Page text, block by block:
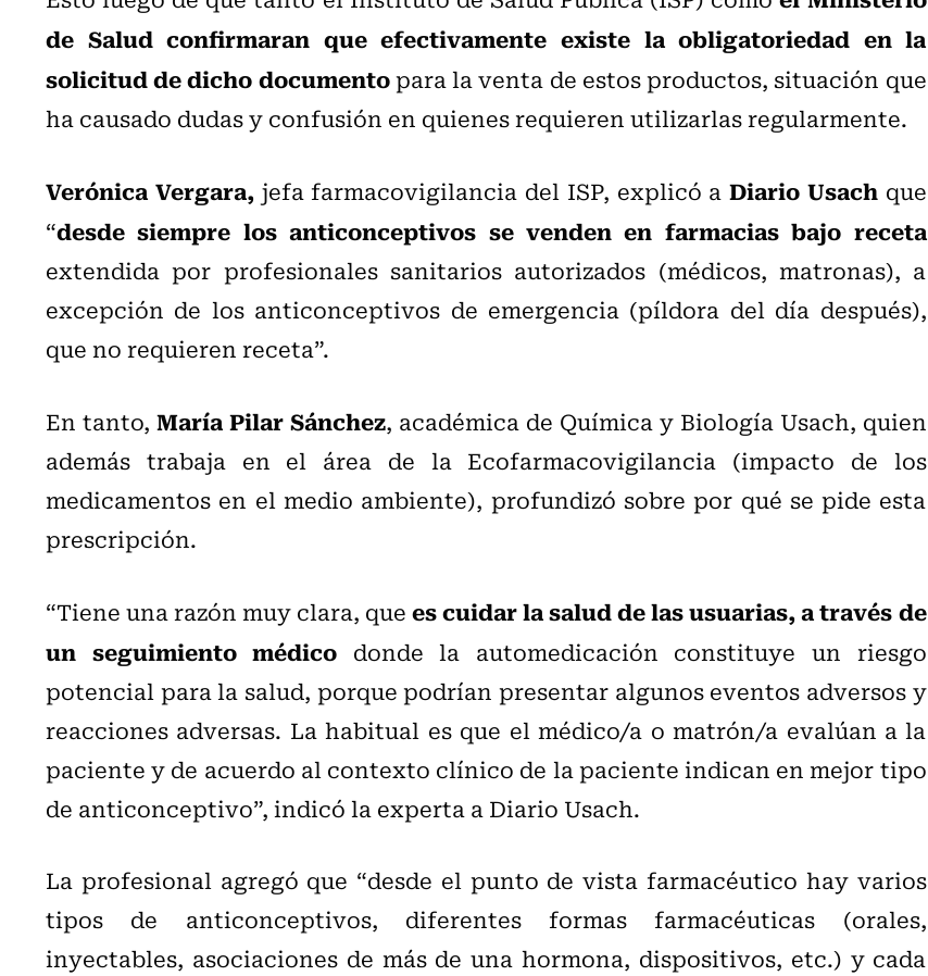
de Salud confirmaran que efectivamente existe la obligatoriedad en la
solicitud de dicho documentopara la venta de estos productos, situación que
ha causado dudas y confusión en quienes requieren utilizarlas regularmente.
Verónica Vergara,jefa farmacovigilancia del ISP, explicó a Diario Usachque
“desde siempre los anticonceptivos se venden en farmacias bajo receta
extendida por profesionales sanitarios autorizados (médicos, matronas), a
excepción de los anticonceptivos de emergencia (píldora del día después),
que no requieren receta”.
En tanto, María Pilar Sánchez, académica de Química y Biología Usach, quien
además trabaja en el área de la Ecofarmacovigilancia (impacto de los
medicamentos en el medio ambiente), profundizó sobre por qué se pide esta
prescripción.
“Tiene una razón muy clara, quees cuidar la salud de las usuarias, a través de
un seguimiento médico donde la automedicación constituye un riesgo
potencial para la salud, porque podrían presentar algunos eventos adversos y
reacciones adversas. La habitual es que el médico/a o matrón/a evalúan a la
paciente y de acuerdo al contexto clínico de la paciente indican en mejor tipo
de anticonceptivo”, indicó la experta a Diario Usach.
La profesional agregó que “desde el punto de vista farmacéutico hay varios
tipos de anticonceptivos, diferentes formas farmacéuticas (orales,
inyectables, asociaciones de más de una hormona, dispositivos, etc.) y cada